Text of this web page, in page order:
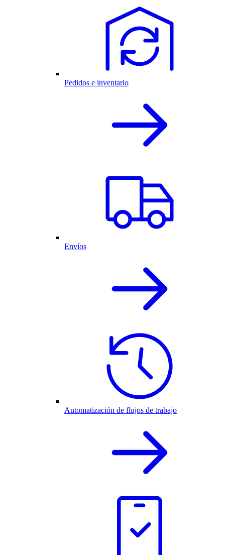
Pedidos e inventario
Envíos
Automatización de flujos de trabajo